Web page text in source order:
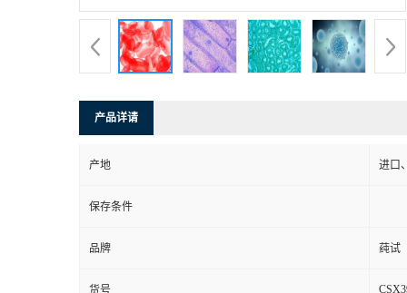
产品详请
产地 进口
保存条件
品牌 莼试
货号